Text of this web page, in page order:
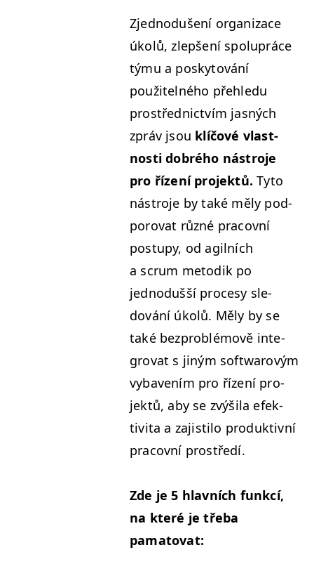
Zjednodušení orga­ni­zace
úkolů, zlepšení spolupráce
týmu a posky­tování
použitel­ného přehle­du
prostřed­nictvím jas­ných
zpráv jsou klíčové vlast­
nos­ti dobrého nástro­je
pro řízení pro­jek­tů. Tyto
nástro­je by také měly pod­
porovat různé pra­cov­ní
pos­tupy, od agilních
a scrum metodik po
jednodušší pro­cesy sle­
dování úkolů. Měly by se
také bezprob­lé­mově inte­
grovat s jiným soft­warovým
vybavením pro řízení pro­
jek­tů, aby se zvýši­la efek­
tivi­ta a zajis­ti­lo pro­duk­tivní
pra­cov­ní prostředí.
Zde je 5 hlavních funkcí,
na které je tře­ba
pamatovat: